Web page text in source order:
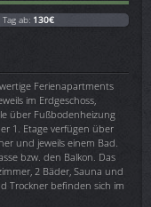
ab: 130€
Ferienapartments
im Erdgeschoss,
über Fußbodenheizung
1. Etage verfügen über
und jeweils einem Bad.
bzw. den Balkon. Das
2 Bäder, Sauna und
Trockner befinden sich im